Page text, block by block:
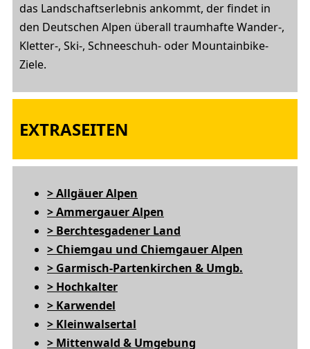
das Landschaftserlebnis ankommt, der findet in
den Deutschen Alpen überall traumhafte Wander-,
Kletter-, Ski-, Schneeschuh- oder Mountainbike-
Ziele.
EXTRASEITEN
> Allgäuer Alpen
> Ammergauer Alpen
> Berchtesgadener Land
> Chiemgau und Chiemgauer Alpen
> Garmisch-Partenkirchen & Umgb.
> Hochkalter
> Karwendel
> Kleinwalsertal
> Mittenwald & Umgebung